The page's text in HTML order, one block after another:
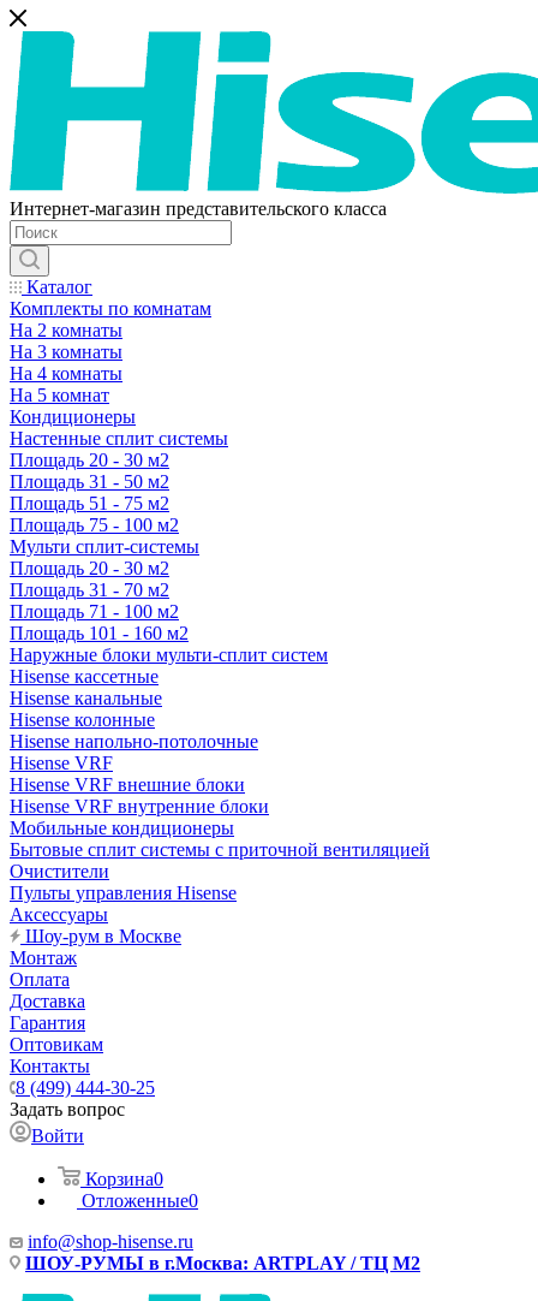
Интернет-магазин представительского класса
Каталог
Комплекты по комнатам
На 2 комнаты
На 3 комнаты
На 4 комнаты
На 5 комнат
Кондиционеры
Настенные сплит системы
Площадь 20 - 30 м2
Площадь 31 - 50 м2
Площадь 51 - 75 м2
Площадь 75 - 100 м2
Мульти сплит-системы
Площадь 20 - 30 м2
Площадь 31 - 70 м2
Площадь 71 - 100 м2
Площадь 101 - 160 м2
Наружные блоки мульти-сплит систем
Hisense кассетные
Hisense канальные
Hisense колонные
Hisense напольно-потолочные
Hisense VRF
Hisense VRF внешние блоки
Hisense VRF внутренние блоки
Мобильные кондиционеры
Бытовые сплит системы с приточной вентиляцией
Очистители
Пульты управления Hisense
Аксессуары
Шоу-рум в Москве
Монтаж
Оплата
Доставка
Гарантия
Оптовикам
Контакты
8 (499) 444-30-25
Задать вопрос
Войти
Корзина0
Отложенные0
info@shop-hisense.ru
ШОУ-РУМЫ в г.Москва: ARTPLAY / ТЦ М2